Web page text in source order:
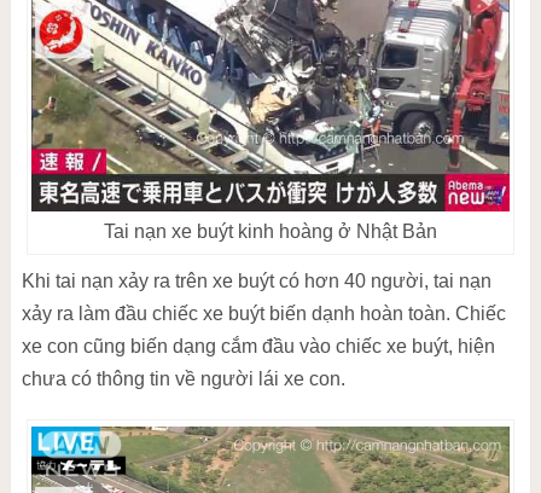
Tai nạn xe buýt kinh hoàng ở Nhật Bản
Khi tai nạn xảy ra trên xe buýt có hơn 40 người, tai nạn
xảy ra làm đầu chiếc xe buýt biến dạnh hoàn toàn. Chiếc
xe con cũng biến dạng cắm đầu vào chiếc xe buýt, hiện
chưa có thông tin về người lái xe con.